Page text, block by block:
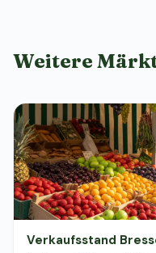
Weitere
Verkaufsstand